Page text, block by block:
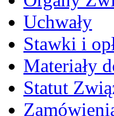
Uchwały
Stawki i
Materiały
Statut